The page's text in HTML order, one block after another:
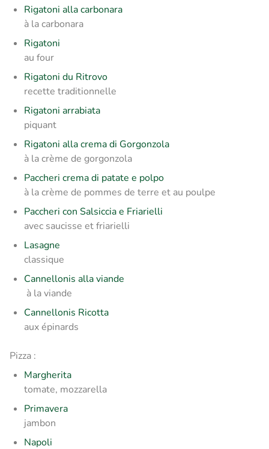
Rigatoni alla carbonara
à la carbonara
Rigatoni
au four
Rigatoni du Ritrovo
recette traditionnelle
Rigatoni arrabiata
piquant
Rigatoni alla crema di Gorgonzola
à la crème de gorgonzola
Paccheri crema di patate e polpo
à la crème de pommes de terre et au poulpe
Paccheri con Salsiccia e Friarielli
avec saucisse et friarielli
Lasagne
classique
Cannellonis alla viande
à la viande
Cannellonis Ricotta
aux épinards
Pizza :
Margherita
tomate, mozzarella
Primavera
jambon
Napoli